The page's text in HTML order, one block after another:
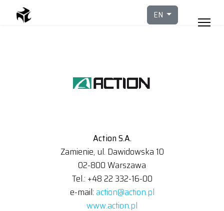
Select your
EN
Action S.A.
Zamienie, ul. Dawidowska 10
02-800 Warszawa
Tel.: +48 22 332-16-00
e-mail: action@action.pl
www.action.pl